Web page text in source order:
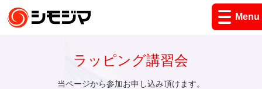
Menu
ラッピング講習会
当ページから参加お申し込み頂けます。